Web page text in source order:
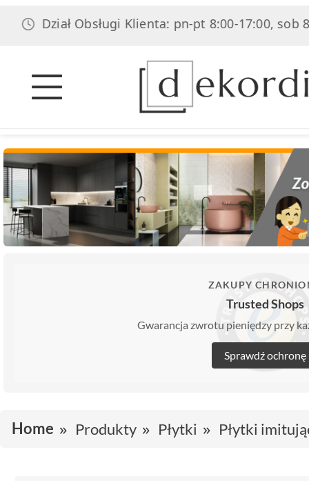
Obsługi Klienta: pn-pt 8:00-17:00, sob 8:00-
ZAKUPY
Trusted Shops
Gwarancja zwrotu pieniędzy przy
Sprawdź ochronę
Home Produkty Płytki Płytki